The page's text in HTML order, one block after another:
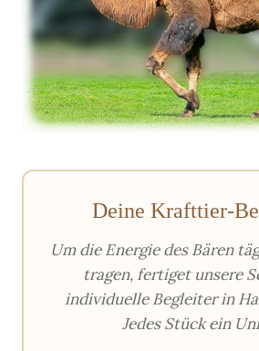
Deine Krafttier-
Um die Energie des Bären
tragen, fertiget unsere
individuelle Begleiter in
Jedes Stück ein